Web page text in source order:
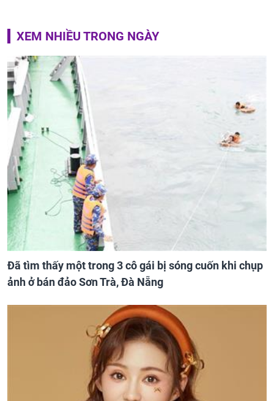
XEM NHIỀU TRONG NGÀY
Đã tìm thấy một trong 3 cô gái bị sóng cuốn khi chụp
ảnh ở bán đảo Sơn Trà, Đà Nẵng